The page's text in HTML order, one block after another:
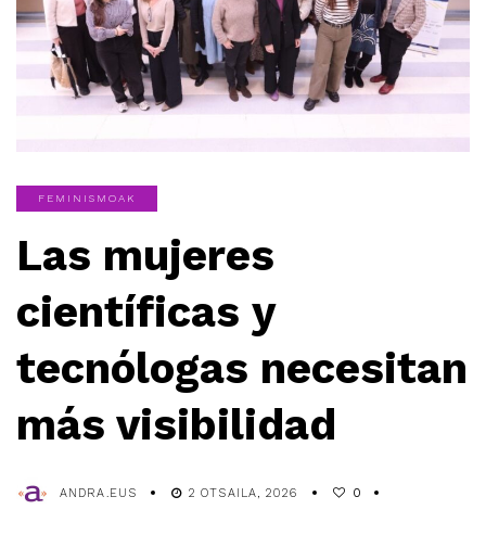
FEMINISMOAK
Las mujeres
científicas y
tecnólogas necesitan
más visibilidad
ANDRA.EUS 2 OTSAILA, 2026 0